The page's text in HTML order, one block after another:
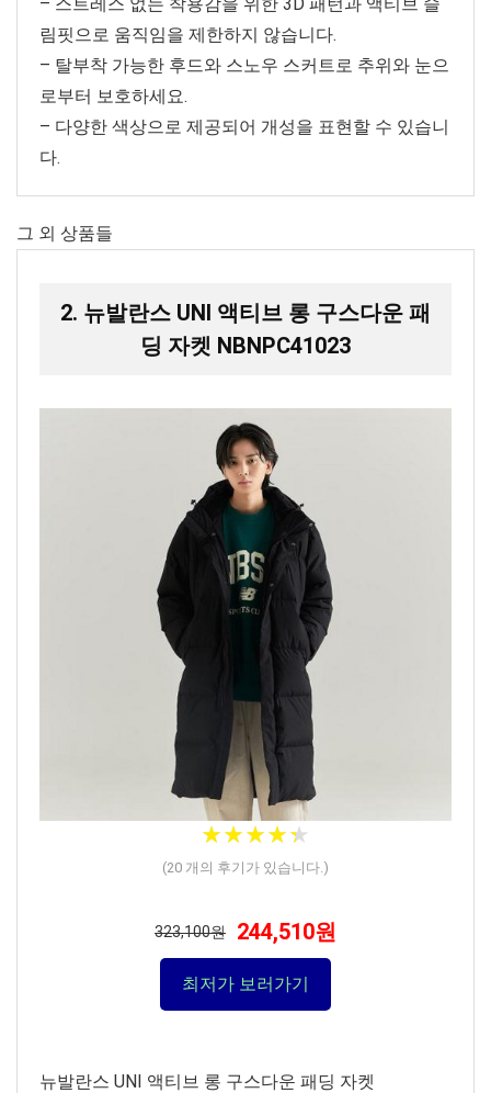
림핏으로 움직임을 제한하지 않습니다.
– 탈부착 가능한 후드와 스노우 스커트로 추위와 눈으
로부터 보호하세요.
– 다양한 색상으로 제공되어 개성을 표현할 수 있습니
다.
그 외 상품들
2. 뉴발란스 UNI 액티브 롱 구스다운 패
딩 자켓 NBNPC41023
★★★★★
★★★★★
(20 개의 후기가 있습니다.)
323,100원 244,510원
최저가 보러가기
뉴발란스 UNI 액티브 롱 구스다운 패딩 자켓